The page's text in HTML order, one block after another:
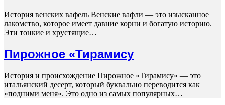
История венских вафель Венские вафли — это изысканное
лакомство, которое имеет давние корни и богатую историю.
Эти тонкие и хрустящие…
Пирожное «Тирамису
История и происхождение Пирожное «Тирамису» — это
итальянский десерт, который буквально переводится как
«подними меня». Это одно из самых популярных…